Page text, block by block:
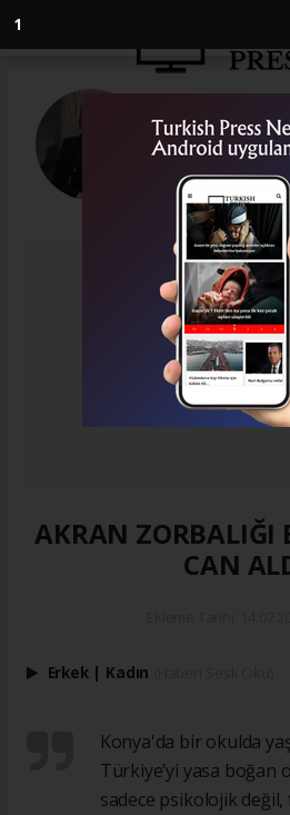
1
AKRAN ZORBALIĞI
CAN
Erkek | Kadın
Konya'da bir okulda
Türkiye’yi yasa boğan
sadece psikolojik